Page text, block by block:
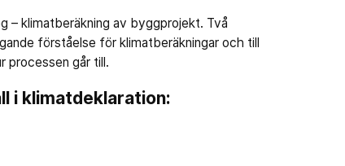
– klimatberäkning av byggprojekt. Två
förståelse för klimatberäkningar och till
processen går till.
i klimatdeklaration: